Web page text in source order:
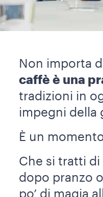
Non importa
caffè è una
tradizioni in
impegni della
È un
Che si tratti
dopo pranzo
po’ di magia